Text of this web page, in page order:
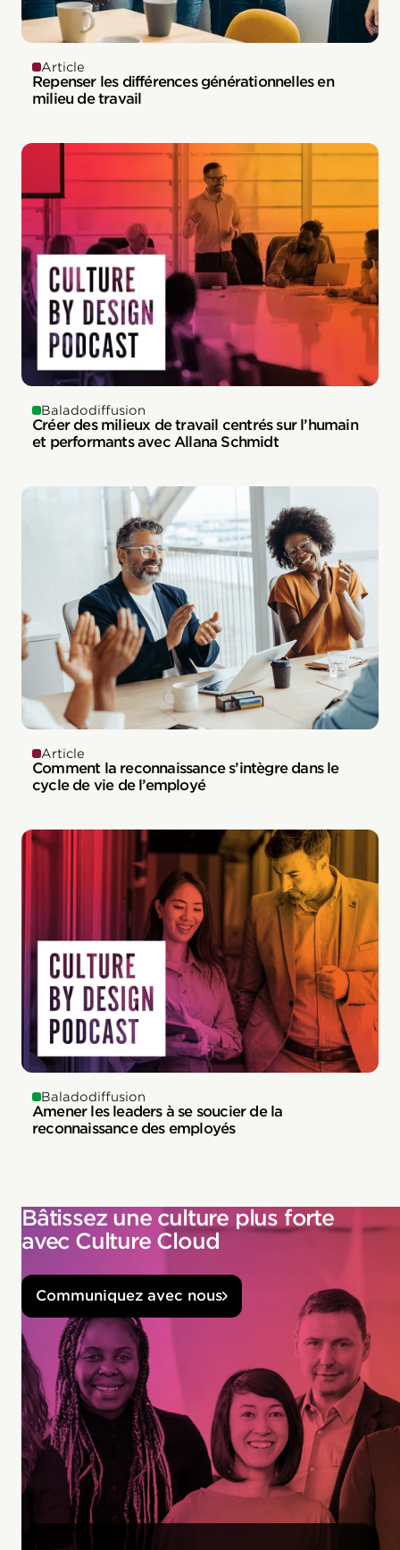
Article
Repenser les différences générationnelles en
milieu de travail
Baladodiffusion
Créer des milieux de travail centrés sur l’humain
et performants avec Allana Schmidt
Article
Comment la reconnaissance s’intègre dans le
cycle de vie de l’employé
Baladodiffusion
Amener les leaders à se soucier de la
reconnaissance des employés
Bâtissez une culture plus forte
avec Culture Cloud
Communiquez avec nous